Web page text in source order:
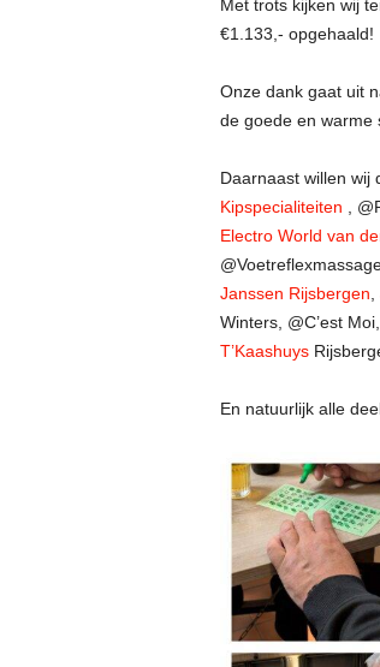
Met trots kijken wij
€1.133,- opgehaald!
Onze dank gaat uit
de goede en warme
Daarnaast willen wij
Kipspecialiteiten ,
Electro World van
Janssen Rijsbergen
Winters, @C’est Moi,
T’Kaashuys
En natuurlijk alle